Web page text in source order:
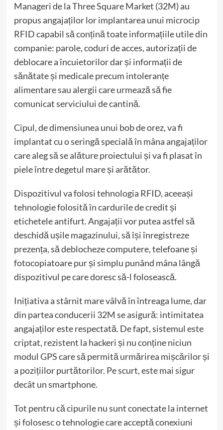
Manageri de la Three Square Market (32M) au
propus angajaților lor implantarea unui microcip
RFID capabil să conțină toate informațiile utile din
companie: parole, coduri de acces, autorizații de
deblocare a încuietorilor dar și informații de
sănătate și medicale precum intoleranțe
alimentare sau alergii care urmează să fie
comunicat serviciului de cantină.
Cipul, de dimensiunea unui bob de orez, va fi
implantat cu o seringă specială în mâna angajaților
care aleg să se alăture proiectului și va fi plasat în
piele între degetul mare și arătător.
Dispozitivul va folosi tehnologia RFID, aceeași
tehnologie folosită în cardurile de credit și
etichetele antifurt. Angajații vor putea astfel să
deschidă ușile magazinului, să își înregistreze
prezența, să deblocheze computere, telefoane și
fotocopiatoare pur și simplu punând mâna lângă
dispozitivul pe care doresc să-l folosească.
Inițiativa a stârnit mare vâlvă în întreaga lume, dar
din partea conducerii 32M se asigură: intimitatea
angajaților este respectată. De fapt, sistemul este
criptat, rezistent la hackeri și nu conține niciun
modul GPS care să permită urmărirea mișcărilor și
a pozițiilor purtătorilor. Pe scurt, este mai sigur
decât un smartphone.
Tot pentru că cipurile nu sunt conectate la internet
și folosesc o tehnologie care acceptă conexiuni